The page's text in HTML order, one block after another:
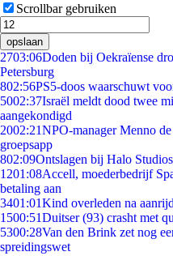
Scrollbar gebruiken
opslaan
2703:06Doden bij Oekraïense
Petersburg
802:56PS5-doos waarschuwt
5002:37Israël meldt dood twee
aangekondigd
2002:21NPO-manager Menno
groepsapp
802:09Ontslagen bij Halo
1201:08Accell, moederbedrijf
betaling aan
3401:01Kind overleden na
1500:51Duitser (93) crasht met
5300:28Van den Brink zet nog
spreidingswet